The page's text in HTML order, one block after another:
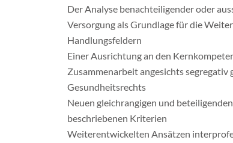
Der Analyse benachteiligender oder
Versorgung als Grundlage für die
Handlungsfeldern
Einer Ausrichtung an den
Zusammenarbeit angesichts
Gesundheitsrechts
Neuen gleichrangigen und
beschriebenen Kriterien
Weiterentwickelten Ansätzen